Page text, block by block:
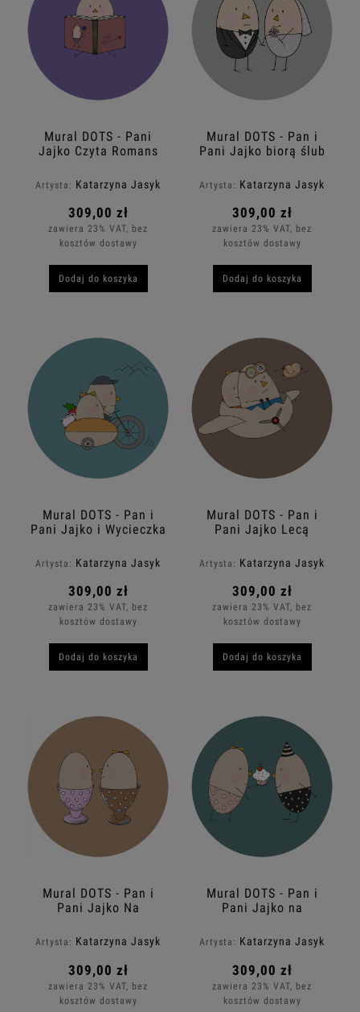
Mural DOTS - Pani
Jajko Czyta Romans
Artysta: Katarzyna Jasyk
309,00 zł
zawiera 23% VAT, bez
kosztów dostawy
Dodaj do koszyka
Mural DOTS - Pan i
Pani Jajko biorą ślub
Artysta: Katarzyna Jasyk
309,00 zł
zawiera 23% VAT, bez
kosztów dostawy
Dodaj do koszyka
Mural DOTS - Pan i
Pani Jajko i Wycieczka
Artysta: Katarzyna Jasyk
309,00 zł
zawiera 23% VAT, bez
kosztów dostawy
Dodaj do koszyka
Mural DOTS - Pan i
Pani Jajko Lecą
Artysta: Katarzyna Jasyk
309,00 zł
zawiera 23% VAT, bez
kosztów dostawy
Dodaj do koszyka
Mural DOTS - Pan i
Pani Jajko Na
Artysta: Katarzyna Jasyk
309,00 zł
zawiera 23% VAT, bez
kosztów dostawy
Mural DOTS - Pan i
Pani Jajko na
Artysta: Katarzyna Jasyk
309,00 zł
zawiera 23% VAT, bez
kosztów dostawy